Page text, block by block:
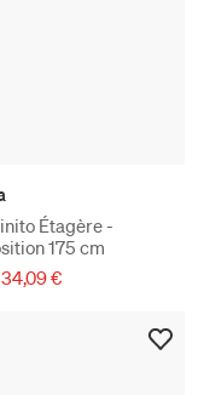
Étagère -
175 cm
€